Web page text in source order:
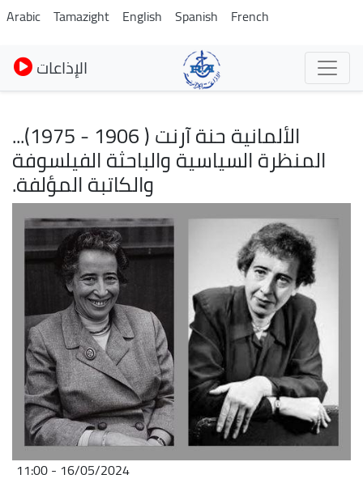
Skip
to
main
content
Arabic Tamazight English Spanish French
الإذاعات
الألمانية حنة آرنت ( 1906 - 1975)...
المنظرة السياسية والباحثة الفيلسوفة
والكاتبة المؤلفة.
16/05/2024 - 11:00